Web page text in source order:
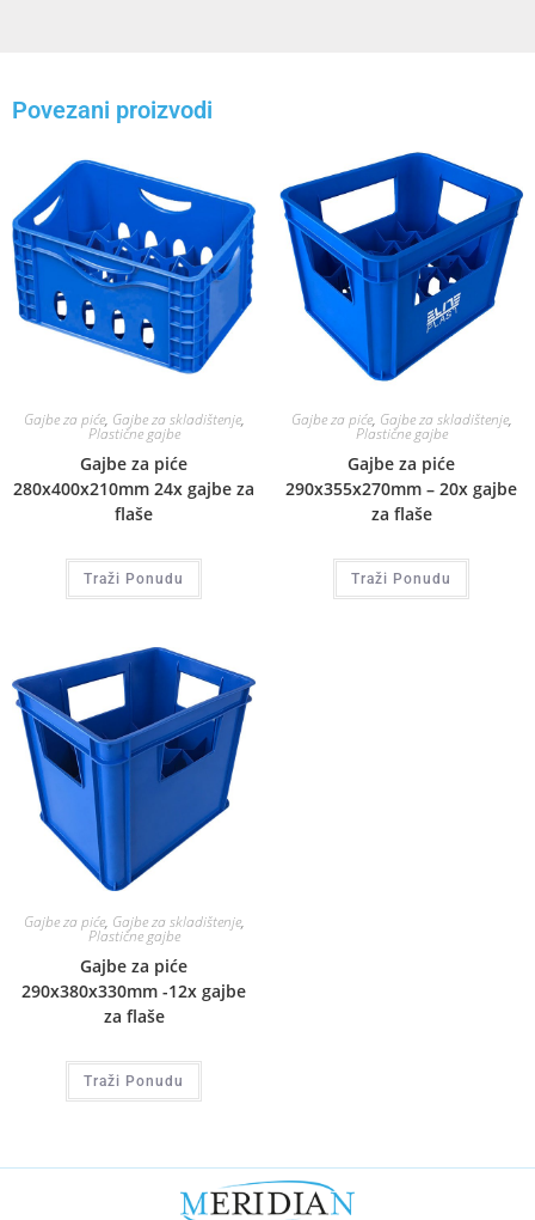
Povezani proizvodi
Gajbe za piće, Gajbe za skladištenje,
Plastične gajbe
Gajbe za piće
280x400x210mm 24x gajbe za
flaše
Traži Ponudu
Gajbe za piće, Gajbe za skladištenje,
Plastične gajbe
Gajbe za piće
290x355x270mm – 20x gajbe
za flaše
Traži Ponudu
Gajbe za piće, Gajbe za skladištenje,
Plastične gajbe
Gajbe za piće
290x380x330mm -12x gajbe
za flaše
Traži Ponudu